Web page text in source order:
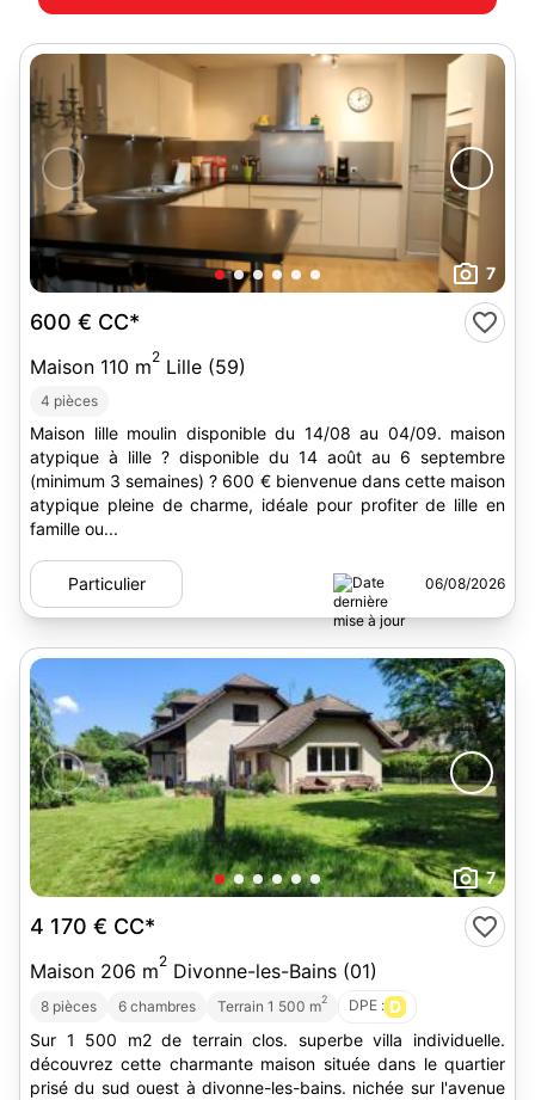
7
600 € CC*
Maison 110 m2 Lille (59)
4 pièces
Maison lille moulin disponible du 14/08 au 04/09. maison
atypique à lille ? disponible du 14 août au 6 septembre
(minimum 3 semaines) ? 600 € bienvenue dans cette maison
atypique pleine de charme, idéale pour profiter de lille en
famille ou...
Particulier 06/08/2026
7
4 170 € CC*
Maison 206 m2 Divonne-les-Bains (01)
8 pièces 6 chambres Terrain 1 500 m2 DPE : D
Sur 1 500 m2 de terrain clos. superbe villa individuelle.
découvrez cette charmante maison située dans le quartier
prisé du sud ouest à divonne-les-bains. nichée sur l'avenue